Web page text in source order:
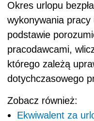
Okres urlopu
wykonywania
podstawie
pracodawcami,
którego zależą
dotychczasowego
Zobacz również:
Ekwiwalent za